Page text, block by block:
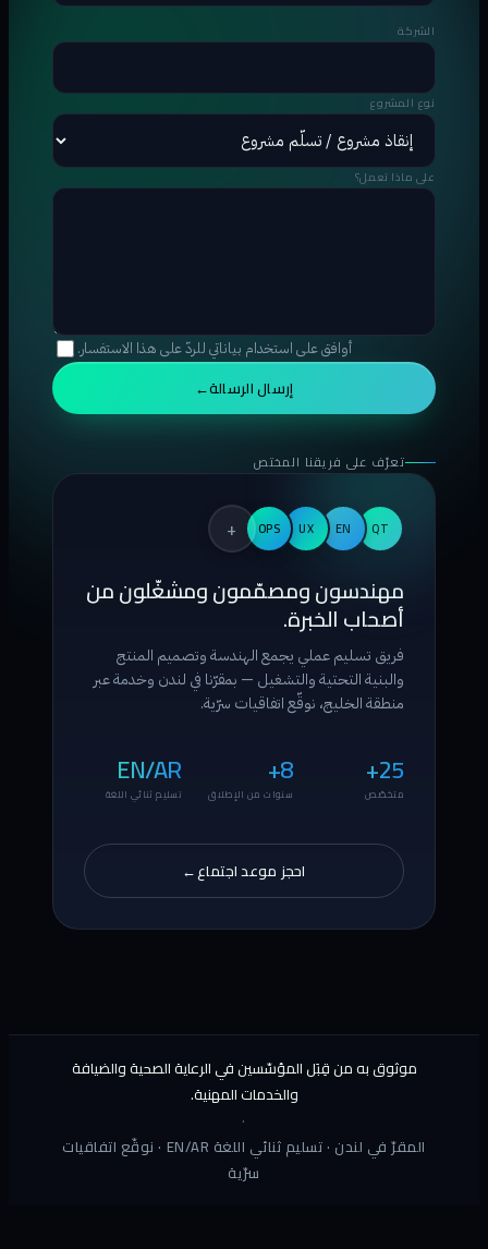
الشركة
نوع المشروع
على ماذا تعمل؟
أوافق على استخدام بياناتي للردّ على هذا الاستفسار.
إرسال الرسالة→
تعرّف على فريقنا المختص
QT
EN
UX
OPS
+
مهندسون ومصمّمون ومشغّلون من
أصحاب الخبرة.
فريق تسليم عملي يجمع الهندسة وتصميم المنتج
والبنية التحتية والتشغيل — بمقرّنا في لندن وخدمة عبر
منطقة الخليج، نوقّع اتفاقيات سرّية.
25+
متخصّص
8+
سنوات من الإطلاق
EN/AR
تسليم ثنائي اللغة
احجز موعد اجتماع→
موثوق به من قِبَل المؤسّسين في الرعاية الصحية والضيافة
والخدمات المهنية.
·
المقرّ في لندن · تسليم ثنائي اللغة EN/AR · نوقّع اتفاقيات
سرّية